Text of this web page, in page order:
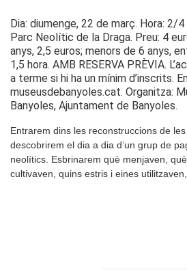
Dia: diumenge, 22 de març. Hora: 2/
Parc Neolític de la Draga. Preu: 4
anys, 2,5 euros; menors de 6 anys,
1,5 hora. AMB RESERVA PRÈVIA.
a terme si hi ha un mínim d’inscrits.
museusdebanyoles.cat. Organitza:
Banyoles, Ajuntament de Banyoles.
Entrarem dins les reconstruccions de
descobrirem el dia a dia d’un grup de
neolítics. Esbrinarem què menjaven,
cultivaven, quins estris i eines utilitzaven,